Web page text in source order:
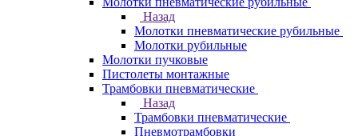
Назад
Молотки пневматические рубильные
Молотки рубильные
Молотки пучковые
Пистолеты монтажные
Трамбовки пневматические
Назад
Трамбовки пневматические
Пневмотрамбовки